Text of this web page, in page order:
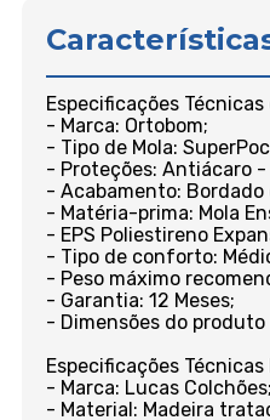
Especificações Técnicas
- Marca: Ortobom;
- Tipo de Mola:
- Proteções: Antiácaro
- Acabamento: Bordado
- Matéria-prima: Mola
- EPS Poliestireno
- Tipo de conforto:
- Peso máximo
- Garantia: 12 Meses;
- Dimensões do
Especificações Técnicas
- Marca: Lucas Colchões;
- Material: Madeira